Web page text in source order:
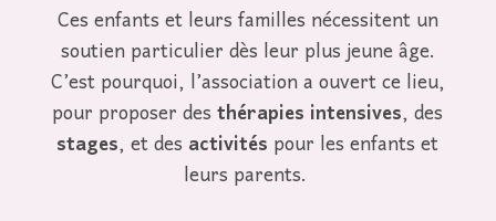
Ces enfants et leurs familles nécessitent un
soutien particulier dès leur plus jeune âge.
C’est pourquoi, l’association a ouvert ce lieu,
pour proposer desthérapies intensives, des
stages, et desactivitéspour les enfants et
leurs parents.